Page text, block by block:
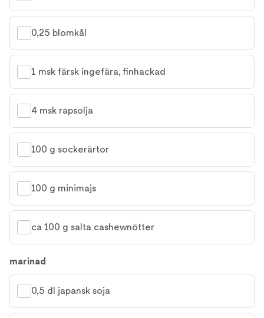
0,25 blomkål
1 msk färsk ingefära, finhackad
4 msk rapsolja
100 g sockerärtor
100 g minimajs
ca 100 g salta cashewnötter
marinad
0,5 dl japansk soja